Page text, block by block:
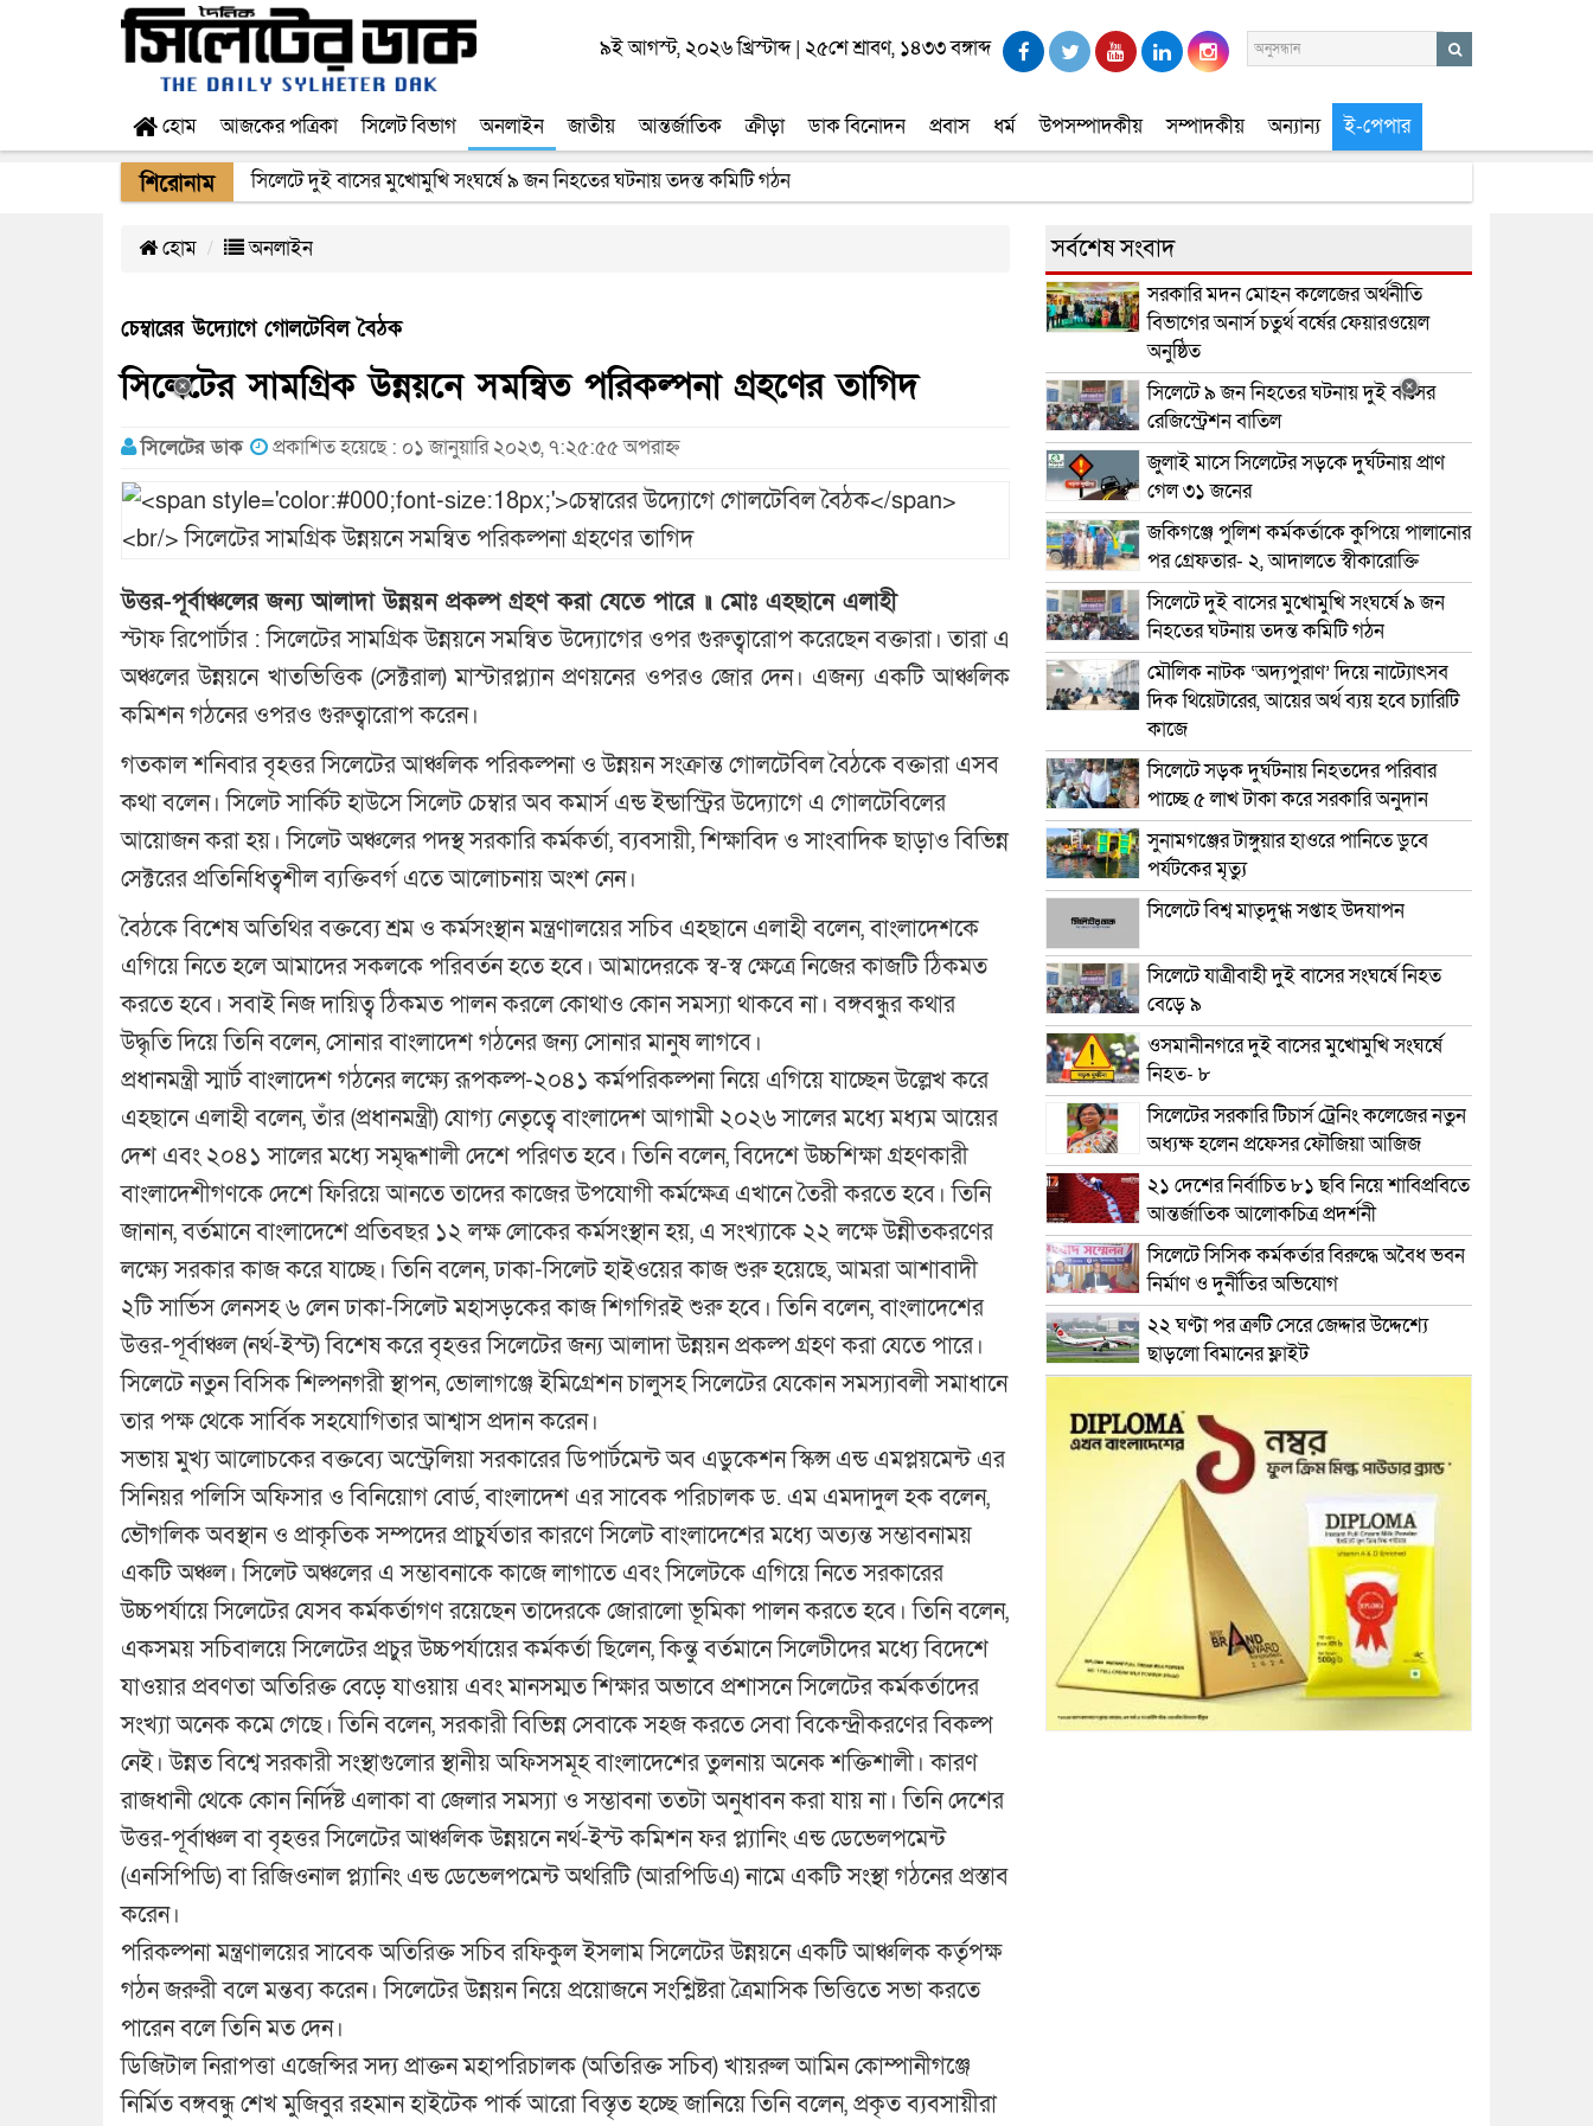
৯ই আগস্ট, ২০২৬ খ্রিস্টাব্দ| ২৫শে শ্রাবণ, ১৪৩৩ বঙ্গাব্দ
হোম আজকের পত্রিকা সিলেট বিভাগ অনলাইন জাতীয় আন্তর্জাতিক ক্রীড়া ডাক বিনোদন প্রবাস ধর্ম উপসম্পাদকীয় সম্পাদকীয় অন্যান্য ই-পেপার
শিরোনাম সিলেটে সড়ক দুর্ঘটনায় নিহতদের পরিবার পাচ্ছে ৫ লাখ টাকা করে সরকারি অনুদান
হোম অনলাইন
চেম্বারের উদ্যোগে গোলটেবিল বৈঠক
সিলেটের সামগ্রিক উন্নয়নে সমন্বিত পরিকল্পনা গ্রহণের তাগিদ
সিলেটের ডাক প্রকাশিত হয়েছে : ০১ জানুয়ারি ২০২৩, ৭:২৫:৫৫ অপরাহ্ন
উত্তর-পূর্বাঞ্চলের জন্য আলাদা উন্নয়ন প্রকল্প গ্রহণ করা যেতে পারে ॥ মোঃ এহছানে এলাহী
স্টাফ রিপোর্টার : সিলেটের সামগ্রিক উন্নয়নে সমন্বিত উদ্যোগের ওপর গুরুত্বারোপ করেছেন বক্তারা। তারা এ
অঞ্চলের উন্নয়নে খাতভিত্তিক (সেক্টরাল) মাস্টারপ্ল্যান প্রণয়নের ওপরও জোর দেন। এজন্য একটি আঞ্চলিক
কমিশন গঠনের ওপরও গুরুত্বারোপ করেন।
গতকাল শনিবার বৃহত্তর সিলেটের আঞ্চলিক পরিকল্পনা ও উন্নয়ন সংক্রান্ত গোলটেবিল বৈঠকে বক্তারা এসব
কথা বলেন। সিলেট সার্কিট হাউসে সিলেট চেম্বার অব কমার্স এন্ড ইন্ডাস্ট্রির উদ্যোগে এ গোলটেবিলের
আয়োজন করা হয়। সিলেট অঞ্চলের পদস্থ সরকারি কর্মকর্তা, ব্যবসায়ী, শিক্ষাবিদ ও সাংবাদিক ছাড়াও বিভিন্ন
সেক্টরের প্রতিনিধিত্বশীল ব্যক্তিবর্গ এতে আলোচনায় অংশ নেন।
বৈঠকে বিশেষ অতিথির বক্তব্যে শ্রম ও কর্মসংস্থান মন্ত্রণালয়ের সচিব এহছানে এলাহী বলেন, বাংলাদেশকে
এগিয়ে নিতে হলে আমাদের সকলকে পরিবর্তন হতে হবে। আমাদেরকে স্ব-স্ব ক্ষেত্রে নিজের কাজটি ঠিকমত
করতে হবে। সবাই নিজ দায়িত্ব ঠিকমত পালন করলে কোথাও কোন সমস্যা থাকবে না। বঙ্গবন্ধুর কথার
উদ্ধৃতি দিয়ে তিনি বলেন, সোনার বাংলাদেশ গঠনের জন্য সোনার মানুষ লাগবে।
প্রধানমন্ত্রী স্মার্ট বাংলাদেশ গঠনের লক্ষ্যে রূপকল্প-২০৪১ কর্মপরিকল্পনা নিয়ে এগিয়ে যাচ্ছেন উল্লেখ করে
এহছানে এলাহী বলেন, তাঁর (প্রধানমন্ত্রী) যোগ্য নেতৃত্বে বাংলাদেশ আগামী ২০২৬ সালের মধ্যে মধ্যম আয়ের
দেশ এবং ২০৪১ সালের মধ্যে সমৃদ্ধশালী দেশে পরিণত হবে। তিনি বলেন, বিদেশে উচ্চশিক্ষা গ্রহণকারী
বাংলাদেশীগণকে দেশে ফিরিয়ে আনতে তাদের কাজের উপযোগী কর্মক্ষেত্র এখানে তৈরী করতে হবে। তিনি
জানান, বর্তমানে বাংলাদেশে প্রতিবছর ১২ লক্ষ লোকের কর্মসংস্থান হয়, এ সংখ্যাকে ২২ লক্ষে উন্নীতকরণের
লক্ষ্যে সরকার কাজ করে যাচ্ছে। তিনি বলেন, ঢাকা-সিলেট হাইওয়ের কাজ শুরু হয়েছে, আমরা আশাবাদী
২টি সার্ভিস লেনসহ ৬ লেন ঢাকা-সিলেট মহাসড়কের কাজ শিগগিরই শুরু হবে। তিনি বলেন, বাংলাদেশের
উত্তর-পূর্বাঞ্চল (নর্থ-ইস্ট) বিশেষ করে বৃহত্তর সিলেটের জন্য আলাদা উন্নয়ন প্রকল্প গ্রহণ করা যেতে পারে।
সিলেটে নতুন বিসিক শিল্পনগরী স্থাপন, ভোলাগঞ্জে ইমিগ্রেশন চালুসহ সিলেটের যেকোন সমস্যাবলী সমাধানে
তার পক্ষ থেকে সার্বিক সহযোগিতার আশ্বাস প্রদান করেন।
সভায় মুখ্য আলোচকের বক্তব্যে অস্ট্রেলিয়া সরকারের ডিপার্টমেন্ট অব এডুকেশন স্কিল্স এন্ড এমপ্লয়মেন্ট এর
সিনিয়র পলিসি অফিসার ও বিনিয়োগ বোর্ড, বাংলাদেশ এর সাবেক পরিচালক ড. এম এমদাদুল হক বলেন,
ভৌগলিক অবস্থান ও প্রাকৃতিক সম্পদের প্রাচুর্যতার কারণে সিলেট বাংলাদেশের মধ্যে অত্যন্ত সম্ভাবনাময়
একটি অঞ্চল। সিলেট অঞ্চলের এ সম্ভাবনাকে কাজে লাগাতে এবং সিলেটকে এগিয়ে নিতে সরকারের
উচ্চপর্যায়ে সিলেটের যেসব কর্মকর্তাগণ রয়েছেন তাদেরকে জোরালো ভূমিকা পালন করতে হবে। তিনি বলেন,
একসময় সচিবালয়ে সিলেটের প্রচুর উচ্চপর্যায়ের কর্মকর্তা ছিলেন, কিন্তু বর্তমানে সিলেটীদের মধ্যে বিদেশে
যাওয়ার প্রবণতা অতিরিক্ত বেড়ে যাওয়ায় এবং মানসম্মত শিক্ষার অভাবে প্রশাসনে সিলেটের কর্মকর্তাদের
সংখ্যা অনেক কমে গেছে। তিনি বলেন, সরকারী বিভিন্ন সেবাকে সহজ করতে সেবা বিকেন্দ্রীকরণের বিকল্প
নেই। উন্নত বিশ্বে সরকারী সংস্থাগুলোর স্থানীয় অফিসসমূহ বাংলাদেশের তুলনায় অনেক শক্তিশালী। কারণ
রাজধানী থেকে কোন নির্দিষ্ট এলাকা বা জেলার সমস্যা ও সম্ভাবনা ততটা অনুধাবন করা যায় না। তিনি দেশের
উত্তর-পূর্বাঞ্চল বা বৃহত্তর সিলেটের আঞ্চলিক উন্নয়নে নর্থ-ইস্ট কমিশন ফর প্ল্যানিং এন্ড ডেভেলপমেন্ট
(এনসিপিডি) বা রিজিওনাল প্ল্যানিং এন্ড ডেভেলপমেন্ট অথরিটি (আরপিডিএ) নামে একটি সংস্থা গঠনের প্রস্তাব
করেন।
পরিকল্পনা মন্ত্রণালয়ের সাবেক অতিরিক্ত সচিব রফিকুল ইসলাম সিলেটের উন্নয়নে একটি আঞ্চলিক কর্তৃপক্ষ
গঠন জরুরী বলে মন্তব্য করেন। সিলেটের উন্নয়ন নিয়ে প্রয়োজনে সংশ্লিষ্টরা ত্রৈমাসিক ভিত্তিতে সভা করতে
পারেন বলে তিনি মত দেন।
ডিজিটাল নিরাপত্তা এজেন্সির সদ্য প্রাক্তন মহাপরিচালক (অতিরিক্ত সচিব) খায়রুল আমিন কোম্পানীগঞ্জে
নির্মিত বঙ্গবন্ধু শেখ মুজিবুর রহমান হাইটেক পার্ক আরো বিস্তৃত হচ্ছে জানিয়ে তিনি বলেন, প্রকৃত ব্যবসায়ীরা
সর্বশেষ সংবাদ
সরকারি মদন মোহন কলেজের অর্থনীতি
বিভাগের অনার্স চতুর্থ বর্ষের ফেয়ারওয়েল
অনুষ্ঠিত
সিলেটে ৯ জন নিহতের ঘটনায় দুই বাসের
রেজিস্ট্রেশন বাতিল
জুলাই মাসে সিলেটের সড়কে দুর্ঘটনায় প্রাণ
গেল ৩১ জনের
জকিগঞ্জে পুলিশ কর্মকর্তাকে কুপিয়ে পালানোর
পর গ্রেফতার- ২, আদালতে স্বীকারোক্তি
সিলেটে দুই বাসের মুখোমুখি সংঘর্ষে ৯ জন
নিহতের ঘটনায় তদন্ত কমিটি গঠন
মৌলিক নাটক ‘অদ্যপুরাণ’ দিয়ে নাট্যোৎসব
দিক থিয়েটারের, আয়ের অর্থ ব্যয় হবে চ্যারিটি
কাজে
সিলেটে সড়ক দুর্ঘটনায় নিহতদের পরিবার
পাচ্ছে ৫ লাখ টাকা করে সরকারি অনুদান
সুনামগঞ্জের টাঙ্গুয়ার হাওরে পানিতে ডুবে
পর্যটকের মৃত্যু
সিলেটে বিশ্ব মাতৃদুগ্ধ সপ্তাহ উদযাপন
সিলেটে যাত্রীবাহী দুই বাসের সংঘর্ষে নিহত
বেড়ে ৯
ওসমানীনগরে দুই বাসের মুখোমুখি সংঘর্ষে
নিহত- ৮
সিলেটের সরকারি টিচার্স ট্রেনিং কলেজের নতুন
অধ্যক্ষ হলেন প্রফেসর ফৌজিয়া আজিজ
২১ দেশের নির্বাচিত ৮১ ছবি নিয়ে শাবিপ্রবিতে
আন্তর্জাতিক আলোকচিত্র প্রদর্শনী
সিলেটে সিসিক কর্মকর্তার বিরুদ্ধে অবৈধ ভবন
নির্মাণ ও দুর্নীতির অভিযোগ
২২ ঘণ্টা পর ত্রুটি সেরে জেদ্দার উদ্দেশ্যে
ছাড়লো বিমানের ফ্লাইট